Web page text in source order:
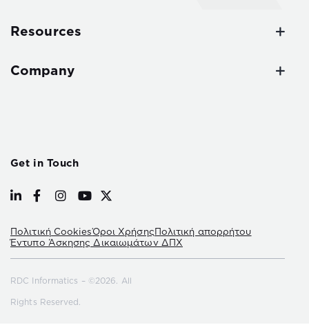
Resources
Company
Get in Touch
Πολιτική CookiesΌροι ΧρήσηςΠολιτική απορρήτου
Έντυπο Άσκησης Δικαιωμάτων ΔΠΧ
RDC Informatics – ©2026. All
Rights Reserved.